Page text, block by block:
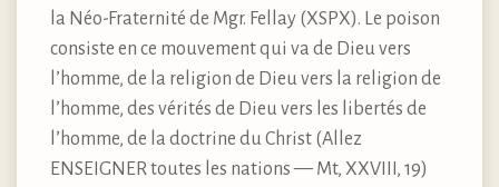
la Néo-Fraternité de Mgr. Fellay (XSPX). Le poison
consiste en ce mouvement qui va de Dieu vers
l’homme, de la religion de Dieu vers la religion de
l’homme, des vérités de Dieu vers les libertés de
l’homme, de la doctrine du Christ (Allez
ENSEIGNER toutes les nations — Mt, XXVIII, 19)